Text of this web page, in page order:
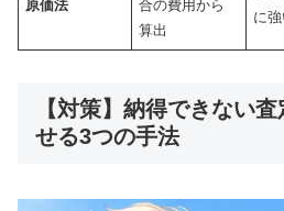
原価法
合の費用から
算出
に
【対策】納得できない
せる3つの手法